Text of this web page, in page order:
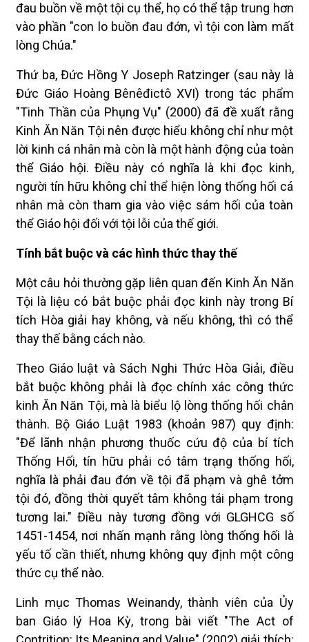
đau buồn về một tội cụ thể, họ có thể tập trung hơn
vào phần "con lo buồn đau đớn, vì tội con làm mất
lòng Chúa."
Thứ ba, Đức Hồng Y Joseph Ratzinger (sau này là
Đức Giáo Hoàng Bênêđictô XVI) trong tác phẩm
"Tinh Thần của Phụng Vụ" (2000) đã đề xuất rằng
Kinh Ăn Năn Tội nên được hiểu không chỉ như một
lời kinh cá nhân mà còn là một hành động của toàn
thể Giáo hội. Điều này có nghĩa là khi đọc kinh,
người tín hữu không chỉ thể hiện lòng thống hối cá
nhân mà còn tham gia vào việc sám hối của toàn
thể Giáo hội đối với tội lỗi của thế giới.
Tính bắt buộc và các hình thức thay thế
Một câu hỏi thường gặp liên quan đến Kinh Ăn Năn
Tội là liệu có bắt buộc phải đọc kinh này trong Bí
tích Hòa giải hay không, và nếu không, thì có thể
thay thế bằng cách nào.
Theo Giáo luật và Sách Nghi Thức Hòa Giải, điều
bắt buộc không phải là đọc chính xác công thức
kinh Ăn Năn Tội, mà là biểu lộ lòng thống hối chân
thành. Bộ Giáo Luật 1983 (khoản 987) quy định:
"Để lãnh nhận phương thuốc cứu độ của bí tích
Thống Hối, tín hữu phải có tâm trạng thống hối,
nghĩa là phải đau đớn về tội đã phạm và ghê tởm
tội đó, đồng thời quyết tâm không tái phạm trong
tương lai." Điều này tương đồng với GLGHCG số
1451-1454, nơi nhấn mạnh rằng lòng thống hối là
yếu tố cần thiết, nhưng không quy định một công
thức cụ thể nào.
Linh mục Thomas Weinandy, thành viên của Ủy
ban Giáo lý Hoa Kỳ, trong bài viết "The Act of